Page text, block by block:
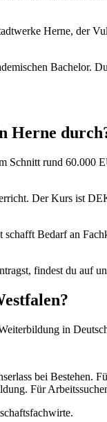
Herne, der
Bachelor.
Herne
Schnitt rund
Der Kurs ist
Bedarf an
findest du auf
in
bei Bestehen.
Für